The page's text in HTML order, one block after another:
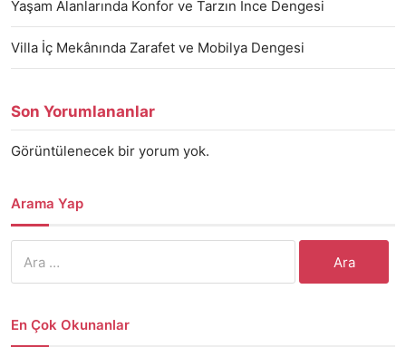
Yaşam Alanlarında Konfor ve Tarzın İnce Dengesi
Villa İç Mekânında Zarafet ve Mobilya Dengesi
Son Yorumlananlar
Görüntülenecek bir yorum yok.
Arama Yap
En Çok Okunanlar